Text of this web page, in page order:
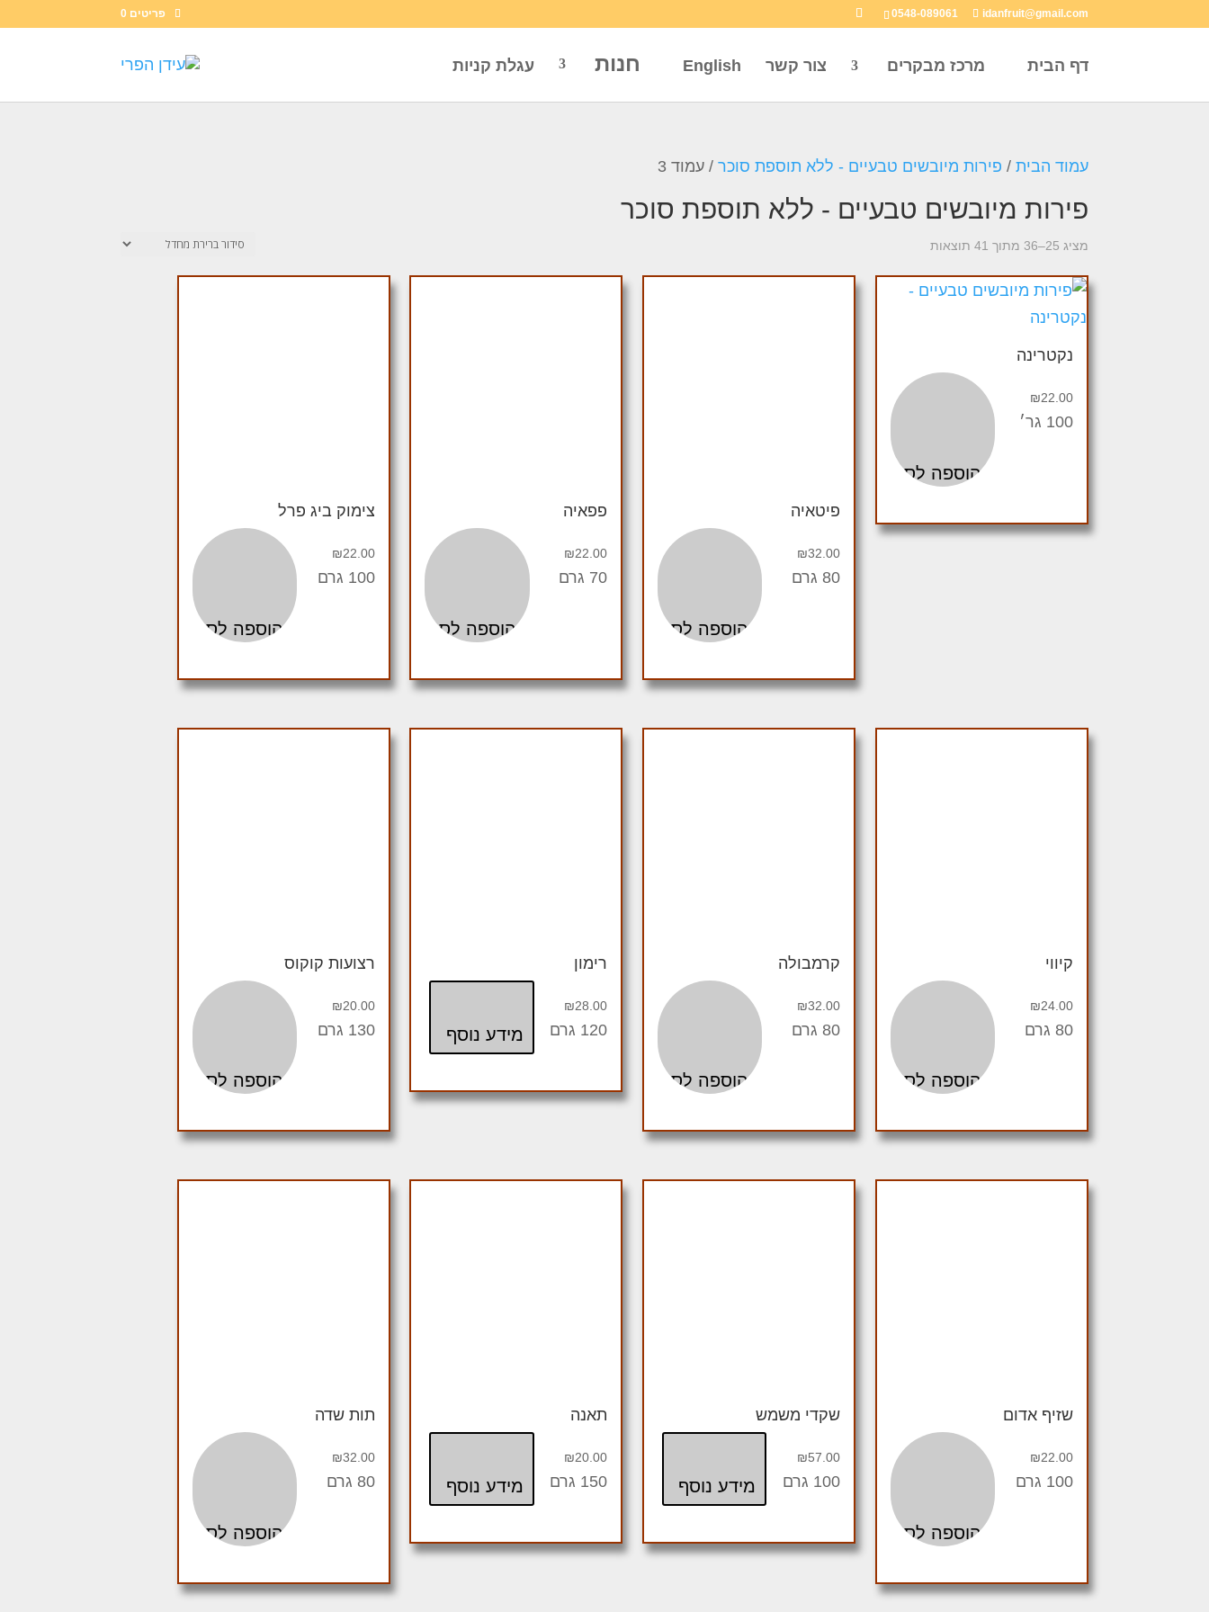
0548-089061 idanfruit@gmail.com פריטים 0
דף הבית מרכז מבקרים צור קשר English חנות עגלת קניות
עמוד הבית / פירות מיובשים טבעיים - ללא תוספת סוכר / עמוד 3
פירות מיובשים טבעיים - ללא תוספת סוכר
מציג 25–36 מתוך 41 תוצאות
נקטרינה
₪22.00
הוספה לסל
100 גר׳
פיטאיה
₪32.00
הוספה לסל
80 גרם
פפאיה
₪22.00
הוספה לסל
70 גרם
צימוק ביג פרל
₪22.00
הוספה לסל
100 גרם
קיווי
₪24.00
הוספה לסל
80 גרם
קרמבולה
₪32.00
הוספה לסל
80 גרם
רימון
₪28.00
מידע נוסף 120 גרם
רצועות קוקוס
₪20.00
הוספה לסל
130 גרם
שזיף אדום
₪22.00
הוספה לסל
100 גרם
שקדי משמש
₪57.00
מידע נוסף 100 גרם
תאנה
₪20.00
מידע נוסף 150 גרם
תות שדה
₪32.00
הוספה לסל
80 גרם